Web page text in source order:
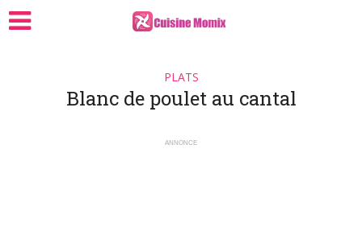
PLATS
Blanc de poulet au cantal
ANNONCE